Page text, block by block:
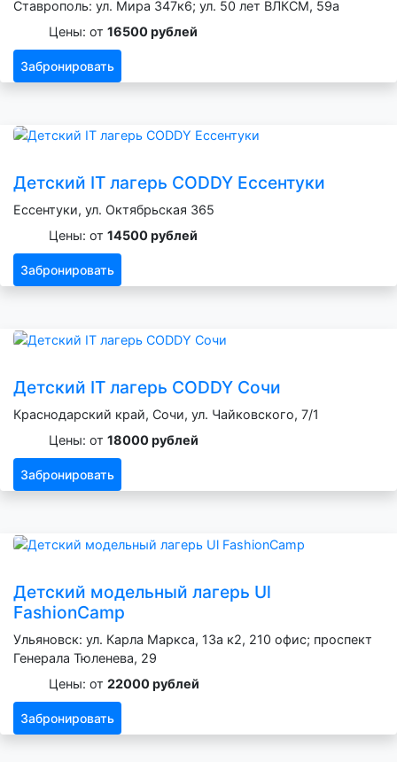
Ставрополь: ул. Мира 347к6; ул. 50 лет ВЛКСМ, 59а
Цены: от 16500 рублей
Забронировать
Детский IT лагерь CODDY Ессентуки
Ессентуки, ул. Октябрьская 365
Цены: от 14500 рублей
Забронировать
Детский IT лагерь CODDY Сочи
Краснодарский край, Сочи, ул. Чайковского, 7/1
Цены: от 18000 рублей
Забронировать
Детский модельный лагерь Ul
FashionCamp
Ульяновск: ул. Карла Маркса, 13а к2, 210 офис; проспект
Генерала Тюленева, 29
Цены: от 22000 рублей
Забронировать